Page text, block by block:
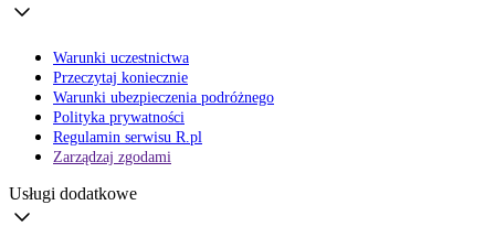
Warunki uczestnictwa
Przeczytaj koniecznie
Warunki ubezpieczenia podróżnego
Polityka prywatności
Regulamin serwisu R.pl
Zarządzaj zgodami
Usługi dodatkowe